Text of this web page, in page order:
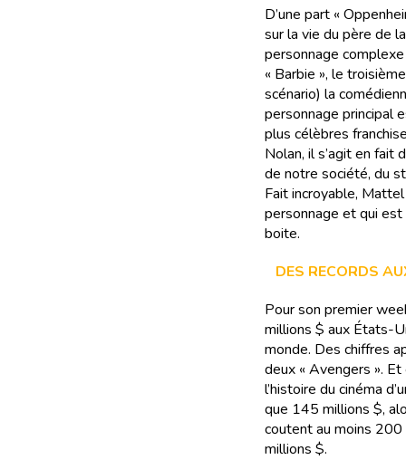
D’une part «
sur la vie du père de
personnage
« Barbie », le
scénario) la
personnage principal
plus célèbres
Nolan, il s’agit en fait
de notre société, du
Fait incroyable,
personnage et qui est
boite.
DES RECORDS
Pour son premier
millions $ aux États-
monde. Des chiffres
deux « Avengers ».
l’histoire du cinéma
que 145 millions $,
coutent au moins 200
millions $.